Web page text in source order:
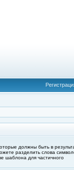
должны быть в
разделить слова
шаблона для частичного